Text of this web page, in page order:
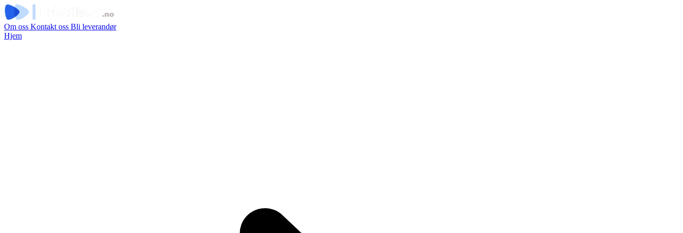
Om oss Kontakt oss Bli leverandør
Hjem